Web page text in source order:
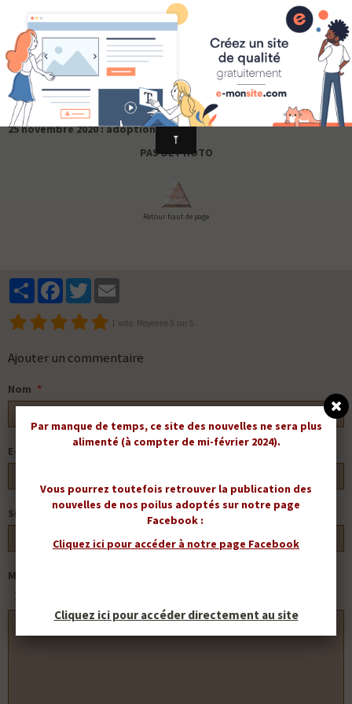
Iram
25 novembre 2020 : adoption d'Iram
PAS DE PHOTO
Retour haut de page
PartagerFacebookTwitter
1 vote. Moyenne 5 sur 5.
Ajouter un commentaire
Nom
E-mail
Site Internet
Message
Par manque de temps, ce site des nouvelles ne sera plus
alimenté (à compter de mi-février 2024).
Vous pourrez toutefois retrouver la publication des
nouvelles de nos poilus adoptés sur notre page
Facebook :
Cliquez ici pour accéder à notre page Facebook
Cliquez ici pour accéder directement au site